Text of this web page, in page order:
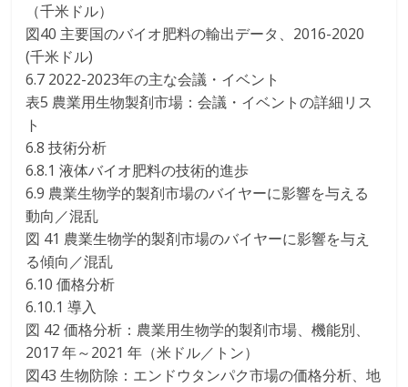
（千米ドル）
図40 主要国のバイオ肥料の輸出データ、2016-2020
(千米ドル)
6.7 2022-2023年の主な会議・イベント
表5 農業用生物製剤市場：会議・イベントの詳細リス
ト
6.8 技術分析
6.8.1 液体バイオ肥料の技術的進歩
6.9 農業生物学的製剤市場のバイヤーに影響を与える
動向／混乱
図 41 農業生物学的製剤市場のバイヤーに影響を与え
る傾向／混乱
6.10 価格分析
6.10.1 導入
図 42 価格分析：農業用生物学的製剤市場、機能別、
2017 年～2021 年（米ドル／トン）
図43 生物防除：エンドウタンパク市場の価格分析、地